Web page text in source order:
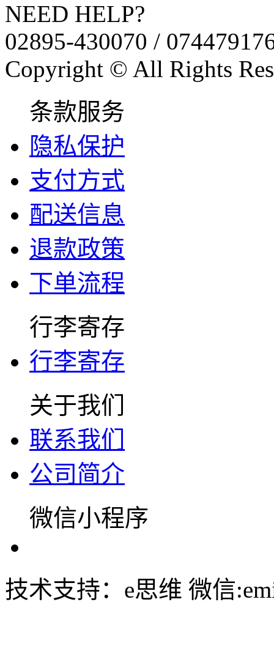
NEED HELP?
02895-430070 /
Copyright © All Rights
条款服务
隐私保护
支付方式
配送信息
退款政策
下单流程
行李寄存
行李寄存
关于我们
联系我们
公司简介
微信小程序
技术支持：e思维 微信